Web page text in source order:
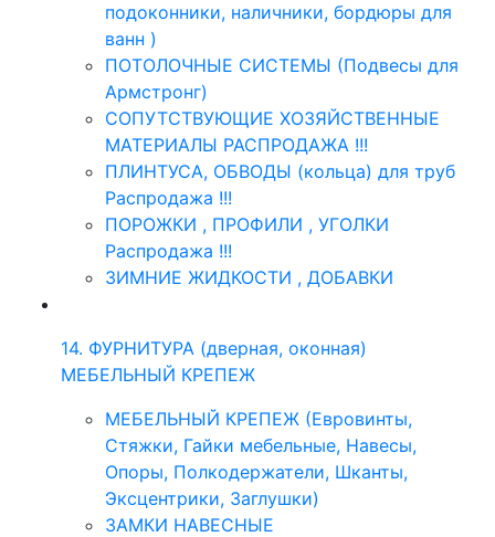
подоконники, наличники, бордюры для
ванн )
ПОТОЛОЧНЫЕ СИСТЕМЫ (Подвесы для
Армстронг)
СОПУТСТВУЮЩИЕ ХОЗЯЙСТВЕННЫЕ
МАТЕРИАЛЫ РАСПРОДАЖА !!!
ПЛИНТУСА, ОБВОДЫ (кольца) для труб
Распродажа !!!
ПОРОЖКИ , ПРОФИЛИ , УГОЛКИ
Распродажа !!!
ЗИМНИЕ ЖИДКОСТИ , ДОБАВКИ
14. ФУРНИТУРА (дверная, оконная)
МЕБЕЛЬНЫЙ КРЕПЕЖ
МЕБЕЛЬНЫЙ КРЕПЕЖ (Евровинты,
Стяжки, Гайки мебельные, Навесы,
Опоры, Полкодержатели, Шканты,
Эксцентрики, Заглушки)
ЗАМКИ НАВЕСНЫЕ